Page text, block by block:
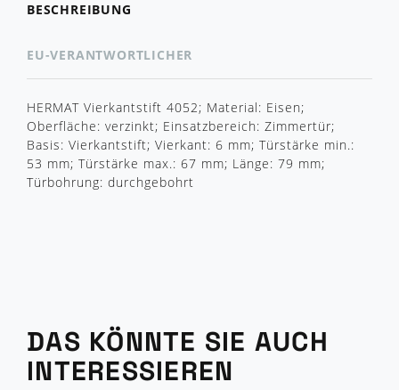
BESCHREIBUNG
EU-VERANTWORTLICHER
HERMAT Vierkantstift 4052; Material: Eisen;
Oberfläche: verzinkt; Einsatzbereich: Zimmertür;
Basis: Vierkantstift; Vierkant: 6 mm; Türstärke min.:
53 mm; Türstärke max.: 67 mm; Länge: 79 mm;
Türbohrung: durchgebohrt
DAS KÖNNTE SIE AUCH
INTERESSIEREN